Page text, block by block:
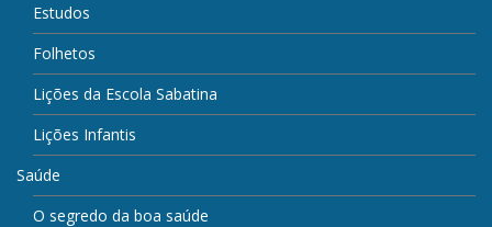
Estudos
Folhetos
Lições da Escola Sabatina
Lições Infantis
Saúde
O segredo da boa saúde